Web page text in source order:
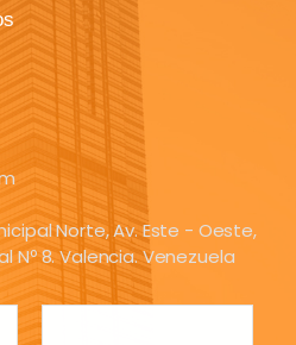
Norte, Av. Este - Oeste,
Nº 8. Valencia. Venezuela